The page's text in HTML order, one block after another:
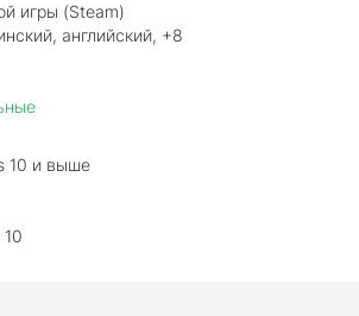
игры (Steam)
английский, +8
10 и выше